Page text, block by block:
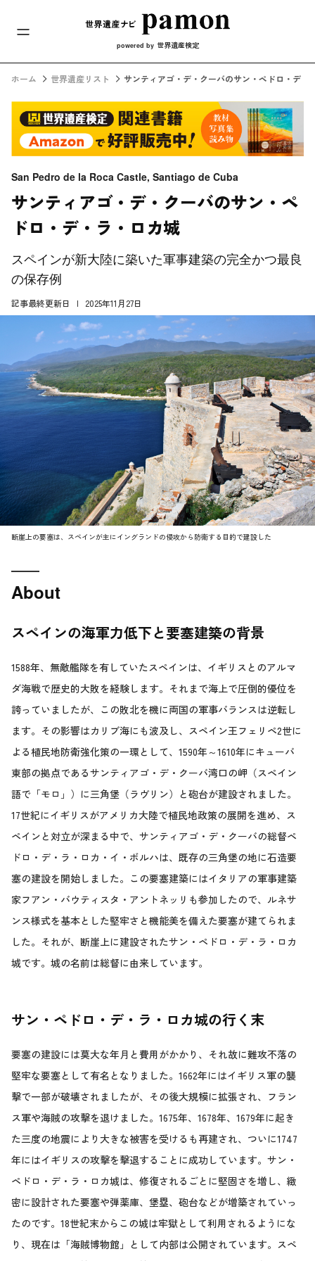
メインナビ
powered by 世界遺産検定
ホーム 世界遺産リスト サンティアゴ・デ・クーバのサン・ペドロ・デ・
San Pedro de la Roca Castle, Santiago de Cuba
サンティアゴ・デ・クーバのサン・ペ
ドロ・デ・ラ・ロカ城
スペインが新大陸に築いた軍事建築の完全かつ最良
の保存例
記事最終更新日 2025年11月27日
断崖上の要塞は、スペインが主にイングランドの侵攻から防衛する目的で建設した
About
スペインの海軍力低下と要塞建築の背景
1588年、無敵艦隊を有していたスペインは、イギリスとのアルマ
ダ海戦で歴史的大敗を経験します。それまで海上で圧倒的優位を
誇っていましたが、この敗北を機に両国の軍事バランスは逆転し
ます。その影響はカリブ海にも波及し、スペイン王フェリペ2世に
よる植民地防衛強化策の一環として、1590年～1610年にキューバ
東部の拠点であるサンティアゴ・デ・クーバ湾口の岬（スペイン
語で「モロ」）に三角堡（ラヴリン）と砲台が建設されました。
17世紀にイギリスがアメリカ大陸で植民地政策の展開を進め、ス
ペインと対立が深まる中で、サンティアゴ・デ・クーバの総督ペ
ドロ・デ・ラ・ロカ・イ・ボルハは、既存の三角堡の地に石造要
塞の建設を開始しました。この要塞建築にはイタリアの軍事建築
家フアン・バウティスタ・アントネッリも参加したので、ルネサ
ンス様式を基本とした堅牢さと機能美を備えた要塞が建てられま
した。それが、断崖上に建設されたサン・ペドロ・デ・ラ・ロカ
城です。城の名前は総督に由来しています。
サン・ペドロ・デ・ラ・ロカ城の行く末
要塞の建設には莫大な年月と費用がかかり、それ故に難攻不落の
堅牢な要塞として有名となりました。1662年にはイギリス軍の襲
撃で一部が破壊されましたが、その後大規模に拡張され、フラン
ス軍や海賊の攻撃を退けました。1675年、1678年、1679年に起き
た三度の地震により大きな被害を受けるも再建され、ついに1747
年にはイギリスの攻撃を撃退することに成功しています。サン・
ペドロ・デ・ラ・ロカ城は、修復されるごとに堅固さを増し、緻
密に設計された要塞や弾薬庫、堡塁、砲台などが増築されていっ
たのです。18世紀末からこの城は牢獄として利用されるようにな
り、現在は「海賊博物館」として内部は公開されています。スペ